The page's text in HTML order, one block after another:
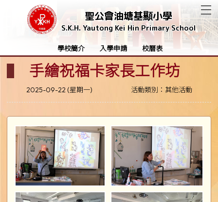
聖公會油塘基顯小學
S.K.H. Yautong Kei Hin Primary School
學校簡介 入學申請 校曆表
手繪祝福卡家長工作坊
2025-09-22 (星期一) 活動類別：其他活動